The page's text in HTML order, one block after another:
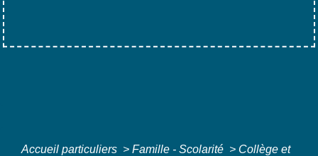
Accueil particuliers > Famille - Scolarité > Collège et